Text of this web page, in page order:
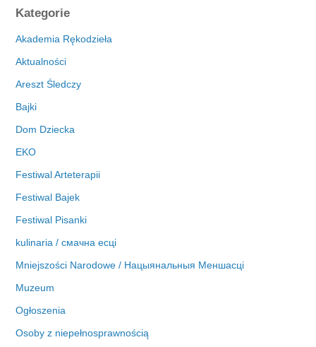
h
i
a
Kategorie
Akademia Rękodzieła
Aktualności
Areszt Śledczy
Bajki
Dom Dziecka
EKO
Festiwal Arteterapii
Festiwal Bajek
Festiwal Pisanki
kulinaria / смачна есці
Mniejszości Narodowe / Нацыянальныя Меншасці
Muzeum
Ogłoszenia
Osoby z niepełnosprawnością